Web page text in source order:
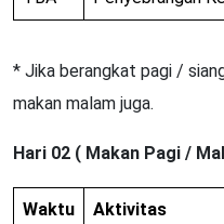
* Jika berangkat pagi /
makan malam juga.
Hari 02 ( Makan Pagi /
Waktu Aktivitas